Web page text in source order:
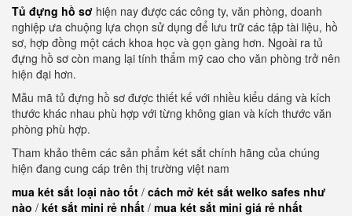
Tủ đựng hồ sơ hiện nay được các công ty, văn phòng, doanh
nghiệp ưa chuộng lựa chọn sử dụng để lưu trữ các tập tài liệu, hồ
sơ, hợp đồng một cách khoa học và gọn gàng hơn. Ngoài ra tủ
đựng hồ sơ còn mang lại tính thẩm mỹ cao cho văn phòng trở nên
hiện đại hơn.
Mẫu mã tủ đựng hồ sơ được thiết kế với nhiều kiểu dáng và kích
thước khác nhau phù hợp với từng không gian và kích thước văn
phòng phù hợp.
Tham khảo thêm các sản phẩm két sắt chính hãng của chúng
hiện đang cung cáp trên thị trường việt nam
mua két sắt loại nào tốt / cách mở két sắt welko safes như
nào / két sắt mini rẻ nhất / mua két sắt mini giá rẻ nhất